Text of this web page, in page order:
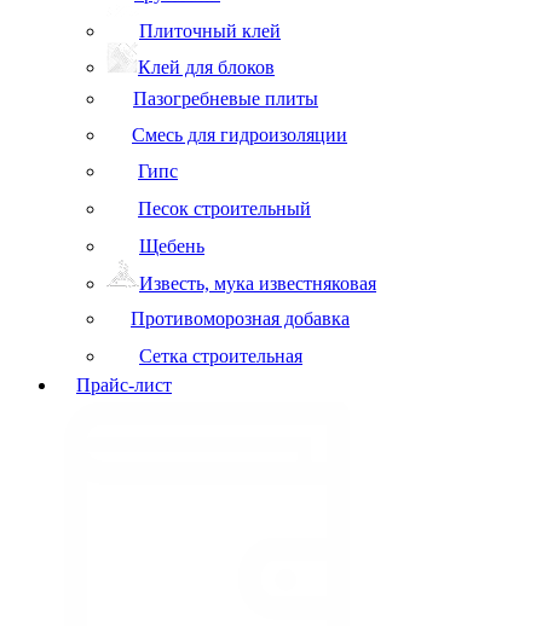
Плиточный клей
Клей для блоков
Пазогребневые плиты
Смесь для гидроизоляции
Гипс
Песок строительный
Щебень
Известь, мука известняковая
Противоморозная добавка
Сетка строительная
Прайс-лист